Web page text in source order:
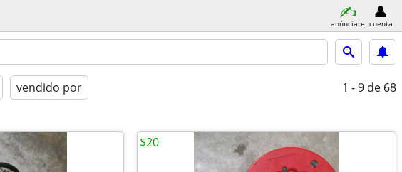
anúnciate cuenta
vendido por 1 - 9 de 68
$20